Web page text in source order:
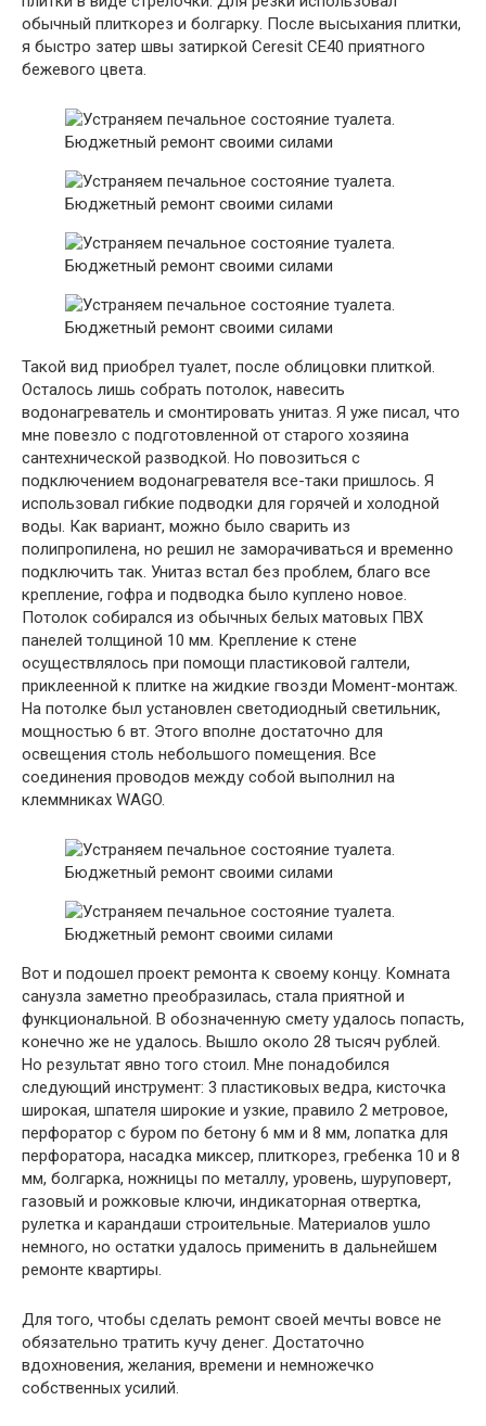
обычный плиткорез и болгарку. После высыхания плитки,
я быстро затер швы затиркой Ceresit CE40 приятного
бежевого цвета.
Такой вид приобрел туалет, после облицовки плиткой.
Осталось лишь собрать потолок, навесить
водонагреватель и смонтировать унитаз. Я уже писал, что
мне повезло с подготовленной от старого хозяина
сантехнической разводкой. Но повозиться с
подключением водонагревателя все-таки пришлось. Я
использовал гибкие подводки для горячей и холодной
воды. Как вариант, можно было сварить из
полипропилена, но решил не заморачиваться и временно
подключить так. Унитаз встал без проблем, благо все
крепление, гофра и подводка было куплено новое.
Потолок собирался из обычных белых матовых ПВХ
панелей толщиной 10 мм. Крепление к стене
осуществлялось при помощи пластиковой галтели,
приклеенной к плитке на жидкие гвозди Момент-монтаж.
На потолке был установлен светодиодный светильник,
мощностью 6 вт. Этого вполне достаточно для
освещения столь небольшого помещения. Все
соединения проводов между собой выполнил на
клеммниках WAGO.
Вот и подошел проект ремонта к своему концу. Комната
санузла заметно преобразилась, стала приятной и
функциональной. В обозначенную смету удалось попасть,
конечно же не удалось. Вышло около 28 тысяч рублей.
Но результат явно того стоил. Мне понадобился
следующий инструмент: 3 пластиковых ведра, кисточка
широкая, шпателя широкие и узкие, правило 2 метровое,
перфоратор с буром по бетону 6 мм и 8 мм, лопатка для
перфоратора, насадка миксер, плиткорез, гребенка 10 и 8
мм, болгарка, ножницы по металлу, уровень, шуруповерт,
газовый и рожковые ключи, индикаторная отвертка,
рулетка и карандаши строительные. Материалов ушло
немного, но остатки удалось применить в дальнейшем
ремонте квартиры.
Для того, чтобы сделать ремонт своей мечты вовсе не
обязательно тратить кучу денег. Достаточно
вдохновения, желания, времени и немножечко
собственных усилий.